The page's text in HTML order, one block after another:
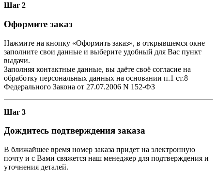
Шаг 2
Оформите заказ
Нажмите на кнопку «Оформить заказ», в открывшемся окне
заполните свои данные и выберите удобный для Вас пункт
выдачи.
Заполняя контактные данные, вы даёте своё согласие на
обработку персональных данных на основании п.1 ст.8
Федерального Закона от 27.07.2006 N 152-ФЗ
Шаг 3
Дождитесь подтверждения заказа
В ближайшее время номер заказа придет на электронную
почту и с Вами свяжется наш менеджер для подтверждения и
уточнения деталей.